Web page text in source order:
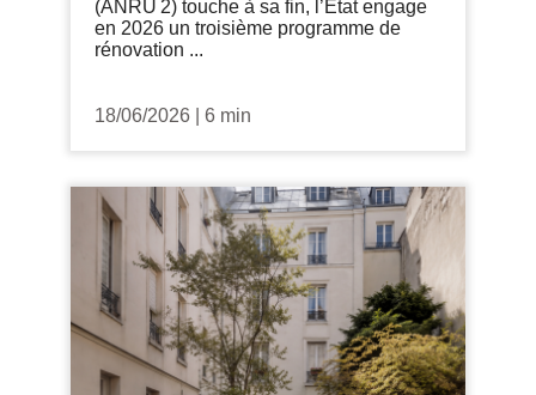
(ANRU 2) touche à sa fin, l’État engage
en 2026 un troisième programme de
rénovation ...
18/06/2026 6 min